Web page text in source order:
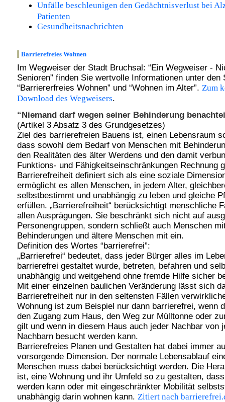
Unfälle beschleunigen den Gedächtnisverlust bei
Patienten
Gesundheitsnachrichten
Barrierefreies Wohnen
Im Wegweiser der Stadt Bruchsal: “Ein Wegweiser -
Senioren” finden Sie wertvolle Informationen unter den
“Barriererfreies Wohnen” und “Wohnen im Alter”. Zum
Download des Wegweisers.
“Niemand darf wegen seiner Behinderung
(Artikel 3 Absatz 3 des Grundgesetzes)
Ziel des barrierefreien Bauens ist, einen Lebensraum
dass sowohl dem Bedarf von Menschen mit
den Realitäten des älter Werdens und den damit
Funktions- und Fähigkeitseinschränkungen Rechnung
Barrierefreiheit definiert sich als eine soziale
ermöglicht es allen Menschen, in jedem Alter,
selbstbestimmt und unabhängig zu leben und gleiche
erfüllen. „Barrierefreiheit“ berücksichtigt menschliche
allen Ausprägungen. Sie beschränkt sich nicht auf
Personengruppen, sondern schließt auch Menschen
Behinderungen und ältere Menschen mit ein.
Definition des Wortes “barrierefrei”:
„Barrierefrei“ bedeutet, dass jeder Bürger alles im
barrierefrei gestaltet wurde, betreten, befahren und
unabhängig und weitgehend ohne fremde Hilfe sicher
Mit einer einzelnen baulichen Veränderung lässt sich
Barrierefreiheit nur in den seltensten Fällen
Wohnung ist zum Beispiel nur dann barrierefrei, wenn
den Zugang zum Haus, den Weg zur Mülltonne oder
gilt und wenn in diesem Haus auch jeder Nachbar von
Nachbarn besucht werden kann.
Barrierefreies Planen und Gestalten hat dabei immer
vorsorgende Dimension. Der normale Lebensablauf
Menschen muss dabei berücksichtigt werden. Die
ist, eine Wohnung und ihr Umfeld so zu gestalten,
werden kann oder mit eingeschränkter Mobilität
unabhängig darin wohnen kann. Zitiert nach